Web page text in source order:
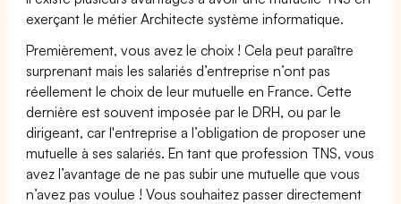
exerçant le métier Architecte système informatique.
Premièrement, vous avez le choix ! Cela peut paraître
surprenant mais les salariés d’entreprise n’ont pas
réellement le choix de leur mutuelle en France. Cette
dernière est souvent imposée par le DRH, ou par le
dirigeant, car l'entreprise a l’obligation de proposer une
mutuelle à ses salariés. En tant que profession TNS, vous
avez l’avantage de ne pas subir une mutuelle que vous
n’avez pas voulue ! Vous souhaitez passer directement